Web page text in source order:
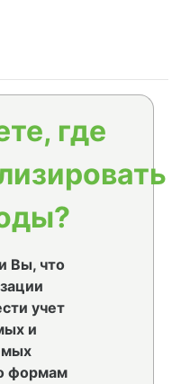
где
Вы, что
учет
и
формам